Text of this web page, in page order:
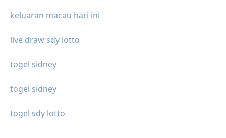
keluaran macau hari ini
live draw sdy lotto
togel sidney
togel sidney
togel sdy lotto